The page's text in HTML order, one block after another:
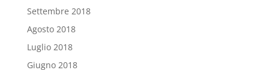
Settembre 2018
Agosto 2018
Luglio 2018
Giugno 2018